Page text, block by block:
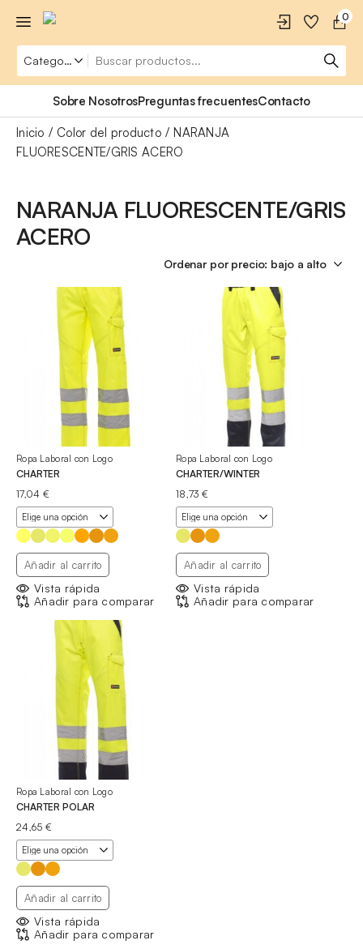
0
Sobre NosotrosPreguntas frecuentesContacto
Inicio Color del producto
NARANJA
FLUORESCENTE/GRIS ACERO
NARANJA FLUORESCENTE/GRIS
ACERO
Ropa Laboral con Logo
CHARTER
17,04 €
Añadir al carrito
Vista rápida
Añadir para comparar
Ropa Laboral con Logo
CHARTER/WINTER
18,73 €
Añadir al carrito
Vista rápida
Añadir para comparar
Ropa Laboral con Logo
CHARTER POLAR
24,65 €
Añadir al carrito
Vista rápida
Añadir para comparar